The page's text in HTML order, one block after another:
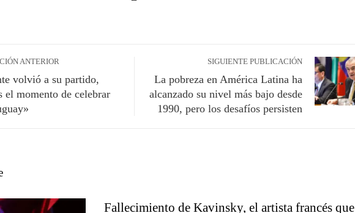
ANTERIOR
volvió a su partido,
el momento de celebrar
SIGUIENTE PUBLICACIÓN
La pobreza en América Latina ha
alcanzado su nivel más bajo desde
1990, pero los desafíos persisten
Fallecimiento de Kavinsky, el artista francés que